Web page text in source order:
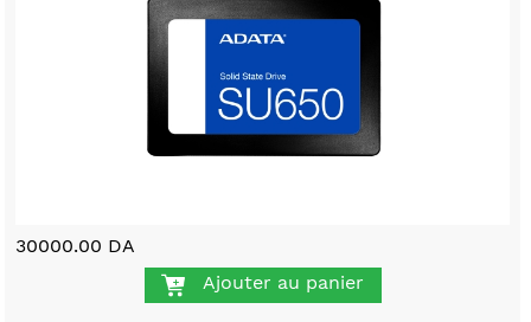
30000.00 DA
Ajouter au panier